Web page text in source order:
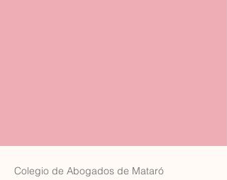
Colegio de Abogados de Mataró